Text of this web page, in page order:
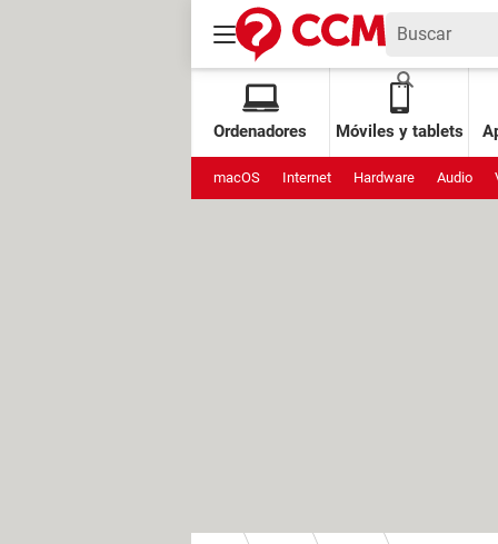
Ordenadores Móviles y tablets
macOS Internet Hardware Audio